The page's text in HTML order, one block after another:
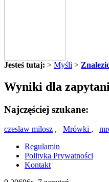
Jesteś tutaj: > Myśli >
Wyniki dla
Najczęściej szukane:
czeslaw milosz , Mrówki ,
Regulamin
Polityka Prywatności
Kontakt